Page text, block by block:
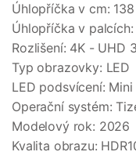
Úhlopříčka v cm:
Úhlopříčka v
Rozlišení: 4K - UHD
Typ obrazovky: LED
LED podsvícení: Mini
Operační systém:
Modelový rok: 2026
Kvalita obrazu: